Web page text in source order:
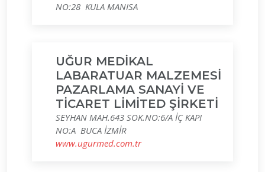
NO:28 KULA MANISA
UĞUR MEDİKAL
LABARATUAR MALZEMESİ
PAZARLAMA SANAYİ VE
TİCARET LİMİTED ŞİRKETİ
SEYHAN MAH.643 SOK.NO:6/A İÇ KAPI
NO:A BUCA İZMİR
www.ugurmed.com.tr